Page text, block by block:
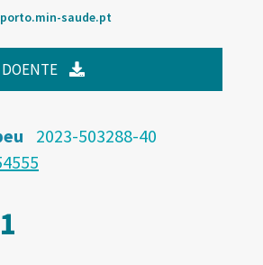
saude.pt
2023-503288-40